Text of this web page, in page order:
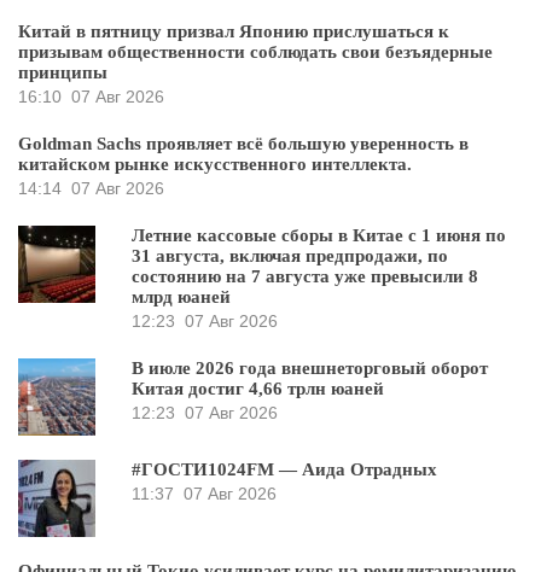
Китай в пятницу призвал Японию прислушаться к
призывам общественности соблюдать свои безъядерные
принципы
16:10 07 Авг 2026
Goldman Sachs проявляет всё большую уверенность в
китайском рынке искусственного интеллекта.
14:14 07 Авг 2026
Летние кассовые сборы в Китае с 1 июня по
31 августа, включая предпродажи, по
состоянию на 7 августа уже превысили 8
млрд юаней
12:23 07 Авг 2026
В июле 2026 года внешнеторговый оборот
Китая достиг 4,66 трлн юаней
12:23 07 Авг 2026
#ГОСТИ1024FM — Аида Отрадных
11:37 07 Авг 2026